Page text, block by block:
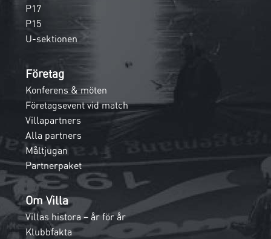
P17
P15
U-sektionen
Företag
Konferens & möten
Företagsevent vid match
Villapartners
Alla partners
Måltjugan
Partnerpaket
Om Villa
Villas histora – år för år
Klubbfakta